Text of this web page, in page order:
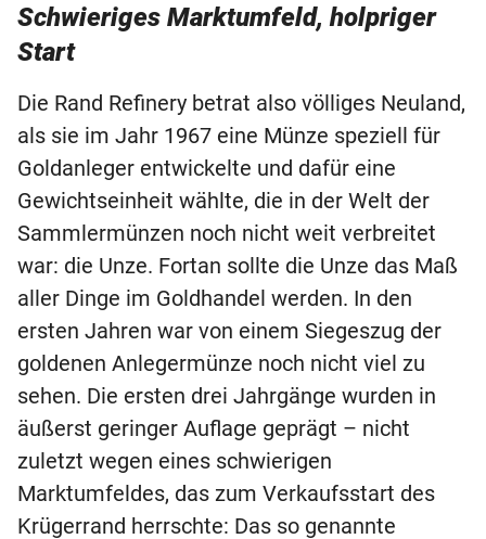
Schwieriges Marktumfeld, holpriger
Start
Die Rand Refinery betrat also völliges Neuland,
als sie im Jahr 1967 eine Münze speziell für
Goldanleger entwickelte und dafür eine
Gewichtseinheit wählte, die in der Welt der
Sammlermünzen noch nicht weit verbreitet
war: die Unze. Fortan sollte die Unze das Maß
aller Dinge im Goldhandel werden. In den
ersten Jahren war von einem Siegeszug der
goldenen Anlegermünze noch nicht viel zu
sehen. Die ersten drei Jahrgänge wurden in
äußerst geringer Auflage geprägt – nicht
zuletzt wegen eines schwierigen
Marktumfeldes, das zum Verkaufsstart des
Krügerrand herrschte: Das so genannte